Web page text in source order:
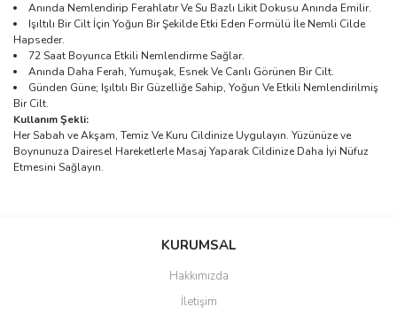
Anında Nemlendirip Ferahlatır Ve Su Bazlı Likit Dokusu Anında Emilir.
Işıltılı Bir Cilt İçin Yoğun Bir Şekilde Etki Eden Formülü İle Nemli Cilde
Hapseder.
72 Saat Boyunca Etkili Nemlendirme Sağlar.
Anında Daha Ferah, Yumuşak, Esnek Ve Canlı Görünen Bir Cilt.
Günden Güne; Işıltılı Bir Güzelliğe Sahip, Yoğun Ve Etkili Nemlendirilmiş
Bir Cilt.
Kullanım Şekli:
Her Sabah ve Akşam, Temiz Ve Kuru Cildinize Uygulayın. Yüzünüze ve
Boynunuza Dairesel Hareketlerle Masaj Yaparak Cildinize Daha İyi Nüfuz
Etmesini Sağlayın.
Bu ürüne ilk yorumu siz yapın!
Yorum Yaz
Ürün resmi kalitesiz, bozuk veya görüntülenemiyor.
KURUMSAL
Hakkımızda
İletişim